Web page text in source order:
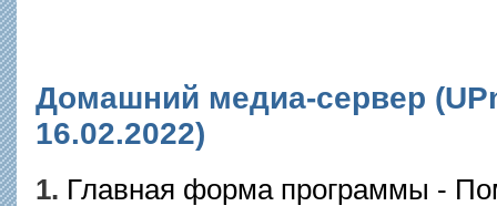
Домашний медиа-сервер
16.02.2022)
1. Главная форма программы -